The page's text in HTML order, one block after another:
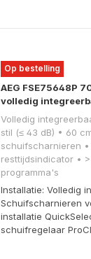
Op bestelling
AEG FSE75648P
volledig
Volledig integreerbaar •
stil (≤ 43 dB) • 60 cm breed • B •
schuifscharnieren • met startuitstel • met
resttijdsindicator • > 9 cm plinthoogte • 7
programma's
Installatie: Volledig
Schuifscharnieren
installatie
schuifregelaar